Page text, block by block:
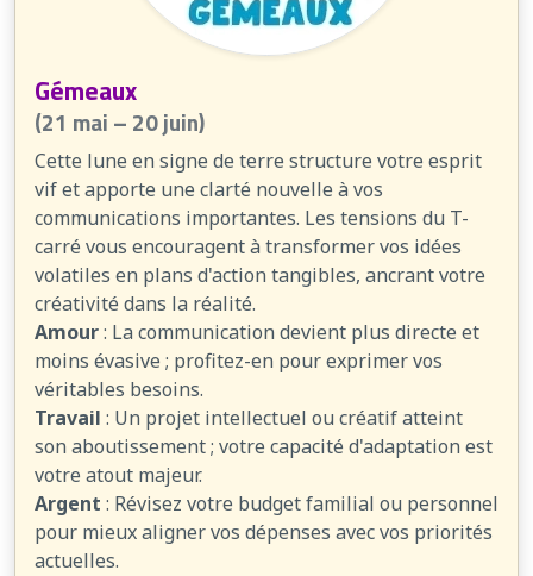
Gémeaux
(21 mai – 20 juin)
Cette lune en signe de terre structure votre esprit
vif et apporte une clarté nouvelle à vos
communications importantes. Les tensions du T-
carré vous encouragent à transformer vos idées
volatiles en plans d'action tangibles, ancrant votre
créativité dans la réalité.
Amour: La communication devient plus directe et
moins évasive ; profitez-en pour exprimer vos
véritables besoins.
Travail : Un projet intellectuel ou créatif atteint
son aboutissement ; votre capacité d'adaptation est
votre atout majeur.
Argent : Révisez votre budget familial ou personnel
pour mieux aligner vos dépenses avec vos priorités
actuelles.